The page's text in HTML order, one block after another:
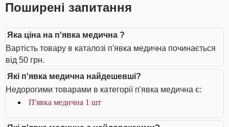
Поширені запитання
Яка ціна на п'явка медична ?
Вартість товару в каталозі п'явка медична починається
від 50 грн.
Які п'явка медична найдешевші?
Недорогими товарами в категорії п'явка медична є:
П'явка медична 1 шт